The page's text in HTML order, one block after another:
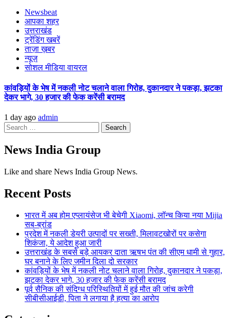
Newsbeat
आपका शहर
उत्तराखंड
ट्रेंडिंग खबरें
ताज़ा ख़बर
न्यूज़
सोशल मीडिया वायरल
कांवड़ियों के भेष में नकली नोट चलाने वाला गिरोह, दुकानदार ने पकड़ा, झटका
देकर भागे, 30 हजार की फेक करेंसी बरामद
1 day ago admin
Search
for:
News India Group
Like and share News India Group News.
Recent Posts
भारत में अब होम एप्लायंसेज भी बेचेगी Xiaomi, लॉन्च किया नया Mijia
सब-ब्रांड
प्रदेश में नकली डेयरी उत्पादों पर सख्ती, मिलावटखोरों पर कसेगा
शिकंजा, ये आदेश हुआ जारी
उत्तराखंड के सबसे बड़े आयकर दाता ऋषभ पंत की सीएम धामी से गुहार,
घर बनाने के लिए जमीन दिला दो सरकार
कांवड़ियों के भेष में नकली नोट चलाने वाला गिरोह, दुकानदार ने पकड़ा,
झटका देकर भागे, 30 हजार की फेक करेंसी बरामद
पूर्व सैनिक की संदिग्ध परिस्थितियों में हुई मौत की जांच करेगी
सीबीसीआईडी, पिता ने लगाया है हत्या का आरोप